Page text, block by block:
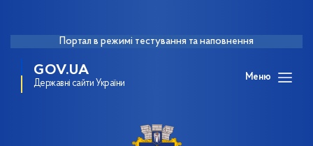
Портал в режимі тестування та наповнення
GOV.UA
Державні сайти України
Меню